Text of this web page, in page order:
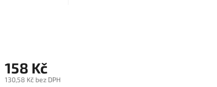
158 Kč
130,58 Kč bez DPH